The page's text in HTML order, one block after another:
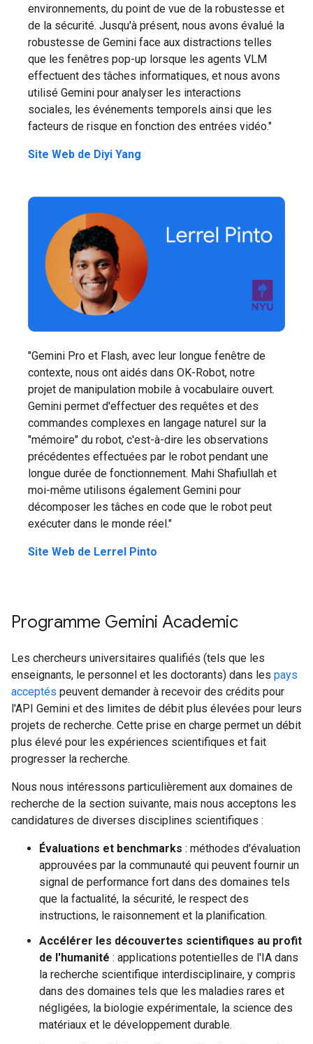
environnements, du point de vue de la robustesse et
de la sécurité. Jusqu'à présent, nous avons évalué la
robustesse de Gemini face aux distractions telles
que les fenêtres pop-up lorsque les agents VLM
effectuent des tâches informatiques, et nous avons
utilisé Gemini pour analyser les interactions
sociales, les événements temporels ainsi que les
facteurs de risque en fonction des entrées vidéo."
Site Web de Diyi Yang
"Gemini Pro et Flash, avec leur longue fenêtre de
contexte, nous ont aidés dans OK-Robot, notre
projet de manipulation mobile à vocabulaire ouvert.
Gemini permet d'effectuer des requêtes et des
commandes complexes en langage naturel sur la
"mémoire" du robot, c'est-à-dire les observations
précédentes effectuées par le robot pendant une
longue durée de fonctionnement. Mahi Shafiullah et
moi-même utilisons également Gemini pour
décomposer les tâches en code que le robot peut
exécuter dans le monde réel."
Site Web de Lerrel Pinto
Programme Gemini Academic
Les chercheurs universitaires qualifiés (tels que les
enseignants, le personnel et les doctorants) dans les pays
acceptés peuvent demander à recevoir des crédits pour
l'API Gemini et des limites de débit plus élevées pour leurs
projets de recherche. Cette prise en charge permet un débit
plus élevé pour les expériences scientifiques et fait
progresser la recherche.
Nous nous intéressons particulièrement aux domaines de
recherche de la section suivante, mais nous acceptons les
candidatures de diverses disciplines scientifiques :
Évaluations et benchmarks : méthodes d'évaluation
approuvées par la communauté qui peuvent fournir un
signal de performance fort dans des domaines tels
que la factualité, la sécurité, le respect des
instructions, le raisonnement et la planification.
Accélérer les découvertes scientifiques au profit
de l'humanité : applications potentielles de l'IA dans
la recherche scientifique interdisciplinaire, y compris
dans des domaines tels que les maladies rares et
négligées, la biologie expérimentale, la science des
matériaux et le développement durable.